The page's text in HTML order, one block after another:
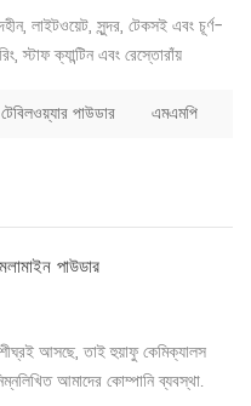
লাইটওয়েট, সুন্দর, টেকসই এবং চূর্ণ-
স্টাফ ক্যান্টিন এবং রেস্তোরাঁয়
হয়। এটি ভোক্তাদের জন্য একটি বড়
পাউডার এমএমপি
পাউডার
আসছে, তাই হুয়াফু কেমিক্যালস
আমাদের কোম্পানি ব্যবস্থা.